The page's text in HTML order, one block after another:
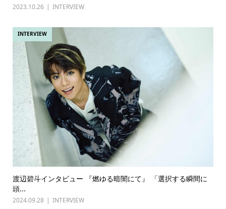
2023.10.26 INTERVIEW
INTERVIEW
渡辺碧斗インタビュー 『燃ゆる暗闇にて』 「選択する瞬間に
頭...
2024.09.28 INTERVIEW